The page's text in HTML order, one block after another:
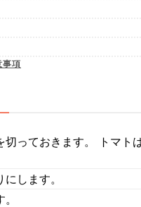
事項
切っておきます。 トマト
します。